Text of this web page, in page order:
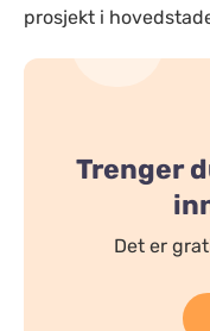
prosjekt i
Trenger
Det er